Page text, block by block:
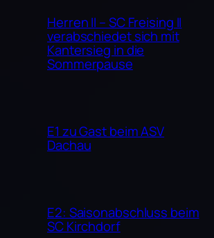
Herren II – SC Freising II
verabschiedet sich mit
Kantersieg in die
Sommerpause
E1 zu Gast beim ASV
Dachau
E2: Saisonabschluss beim
SC Kirchdorf